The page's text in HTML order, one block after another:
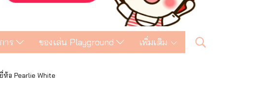
าร ของเล่น Playground เพิ่มเติม
ห้อ Pearlie White